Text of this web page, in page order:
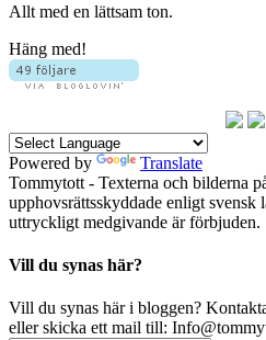
Allt med en lättsam ton.
Häng med!
Powered by
Translate
Tommytott - Texterna och bilderna
upphovsrättsskyddade enligt
uttryckligt medgivande är förbjuden.
Vill du synas här?
Vill du synas här i bloggen?
eller skicka ett mail till: